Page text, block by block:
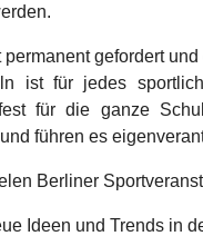
gefordert
ist für jedes
für die ganze
führen es
Berliner
Ideen und Trends in